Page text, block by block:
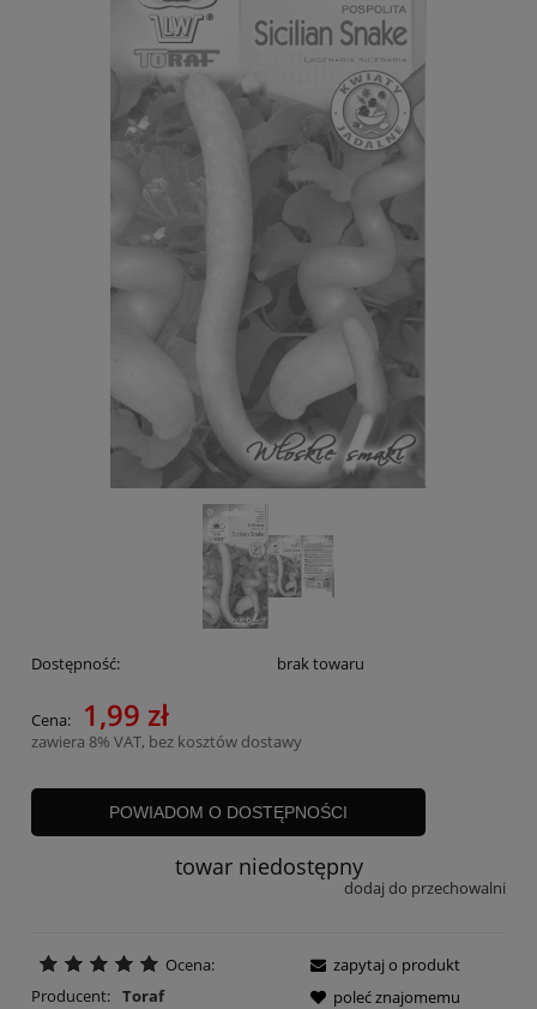
Dostępność: brak towaru
Cena: 1,99 zł
zawiera 8% VAT, bez kosztów dostawy
POWIADOM O DOSTĘPNOŚCI
towar niedostępny
dodaj do przechowalni
Ocena:
Producent: Toraf
zapytaj o produkt
poleć znajomemu